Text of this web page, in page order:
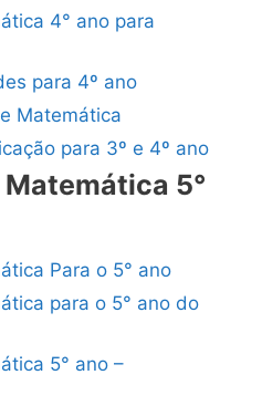
4° ano para
para 4º ano
Matemática
para 3º e 4º ano
5°
Para o 5° ano
para o 5° ano do
5° ano –